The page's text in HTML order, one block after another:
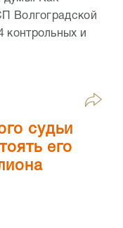
Волгоградской
контрольных и
судьи
его